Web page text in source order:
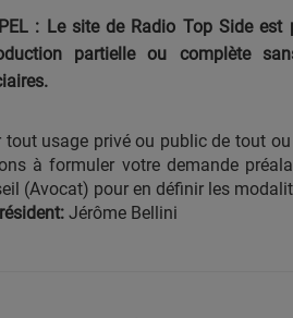
: Le site de Radio Top Side est
partielle ou complète
tout usage privé ou public de tout
à formuler votre demande
(Avocat) pour en définir les
Jérôme Bellini